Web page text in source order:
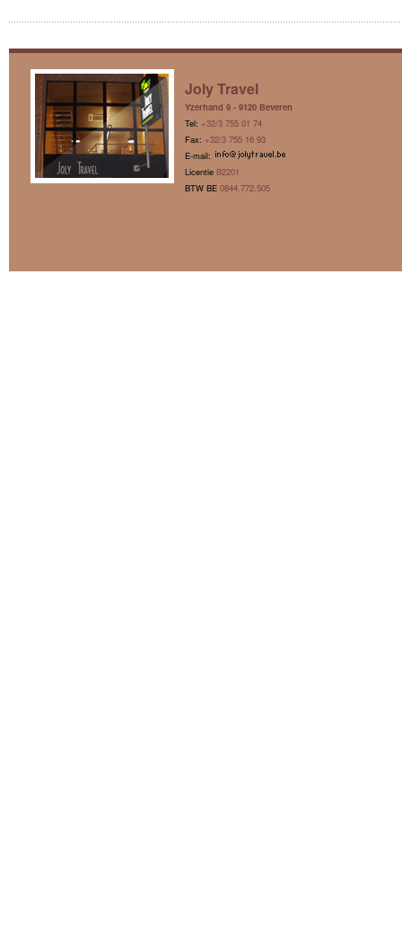
Joly Travel
Yzerhand 9 - 9120 Beveren
Tel: +32/3 755 01 74
Fax: +32/3 755 16 93
E-mail:
Licentie B2201
BTW BE 0844.772.505